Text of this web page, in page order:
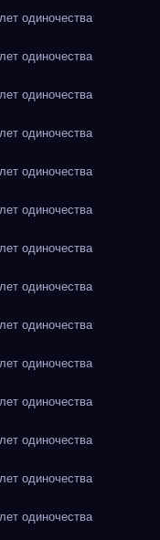
одиночества
одиночества
одиночества
одиночества
одиночества
одиночества
одиночества
одиночества
одиночества
одиночества
одиночества
одиночества
одиночества
одиночества